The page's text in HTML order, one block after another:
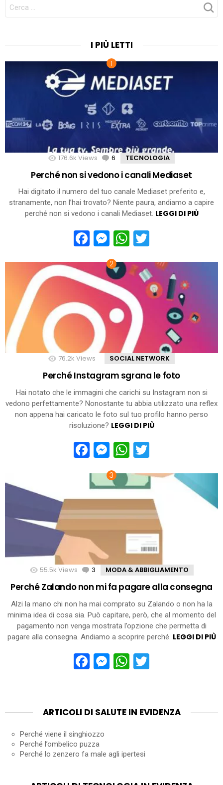
CERCA
PER:
I PIÙ LETTI
176.6k Views 6 Comments
TECNOLOGIA
Perché non si vedono i canali Mediaset
Hai digitato il numero del tuo canale Mediaset preferito e,
stranamente, non l’hai trovato? Niente paura, andiamo a capire
perché non si vedono i canali Mediaset. LEGGI DI PIÙ
Facebook
Messenger
WhatsApp
76.2k Views SOCIAL NETWORK
Perché Instagram sgrana le foto
Hai notato che le immagini che carichi su Instagram non si
vedono perfettamente? Nonostante tu abbia utilizzato una reflex
non appena hai caricato le foto sul tuo profilo hanno perso
risoluzione? LEGGI DI PIÙ
Facebook
Messenger
WhatsApp
55.5k Views 3 Comments
MODA & ABBIGLIAMENTO
Perché Zalando non mi fa pagare alla consegna
Alzi la mano chi non ha mai comprato su Zalando o non ha la
minima idea di cosa sia. Può capitare, però, che al momento del
pagamento non venga mostrata l’opzione che permetta di
pagare alla consegna. Andiamo a scoprire perché. LEGGI DI PIÙ
Facebook
Messenger
WhatsApp
ARTICOLI DI SALUTE IN EVIDENZA
Perché viene il singhiozzo
Perché l’ombelico puzza
Perché lo zenzero fa male agli ipertesi